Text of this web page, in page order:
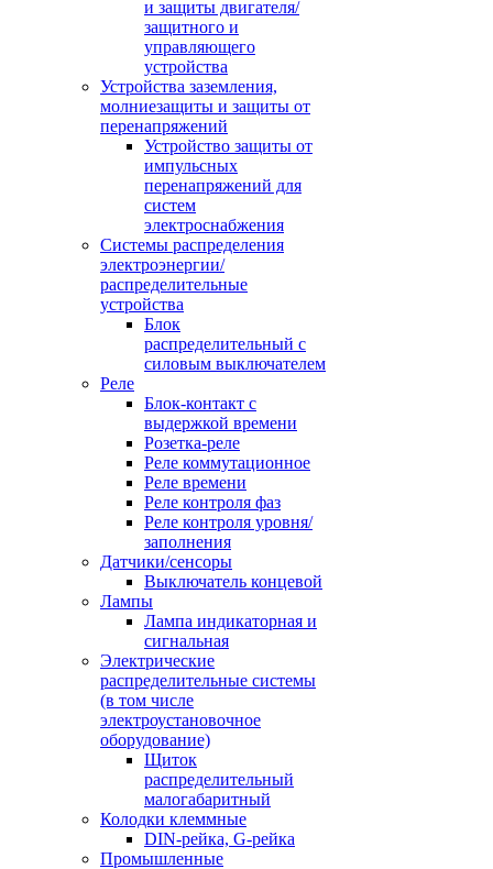
и защиты двигателя/
защитного и
управляющего
устройства
Устройства заземления,
молниезащиты и защиты от
перенапряжений
Устройство защиты от
импульсных
перенапряжений для
систем
электроснабжения
Системы распределения
электроэнергии/
распределительные
устройства
Блок
распределительный с
силовым выключателем
Реле
Блок-контакт с
выдержкой времени
Розетка-реле
Реле коммутационное
Реле времени
Реле контроля фаз
Реле контроля уровня/
заполнения
Датчики/сенсоры
Выключатель концевой
Лампы
Лампа индикаторная и
сигнальная
Электрические
распределительные системы
(в том числе
электроустановочное
оборудование)
Щиток
распределительный
малогабаритный
Колодки клеммные
DIN-рейка, G-рейка
Промышленные